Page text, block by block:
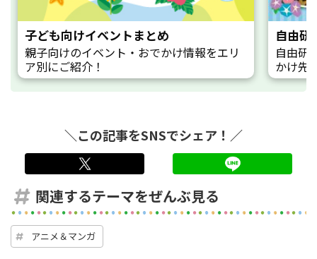
子ども向けイベントまとめ
親子向けのイベント・おでかけ情報をエリ
ア別にご紹介！
自由研
自由研
かけ先
＼この記事をSNSでシェア！／
関連するテーマをぜんぶ見る
アニメ＆マンガ